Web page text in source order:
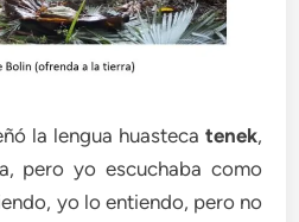
la lengua huasteca tenek,
pero yo escuchaba como
yo lo entiendo, pero no